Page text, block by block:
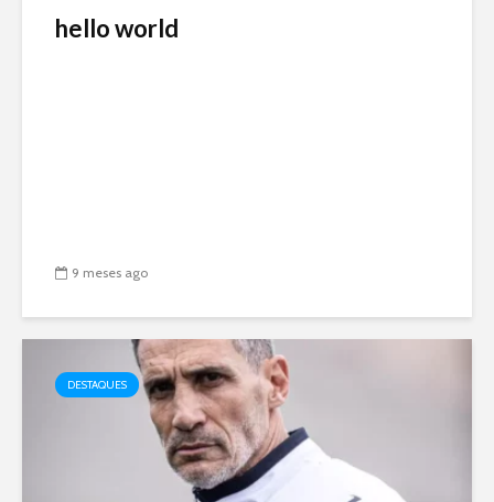
hello world
9 meses ago
DESTAQUES